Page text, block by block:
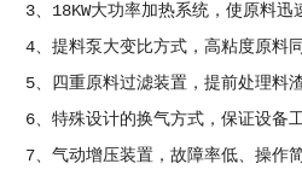
3、18KW大功率加热系统，使原料迅
4、提料泵大变比方式，高粘度原料同
5、四重原料过滤装置，提前处理料渣
6、特殊设计的换气方式，保证设备工
7、气动增压装置，故障率低、操作简